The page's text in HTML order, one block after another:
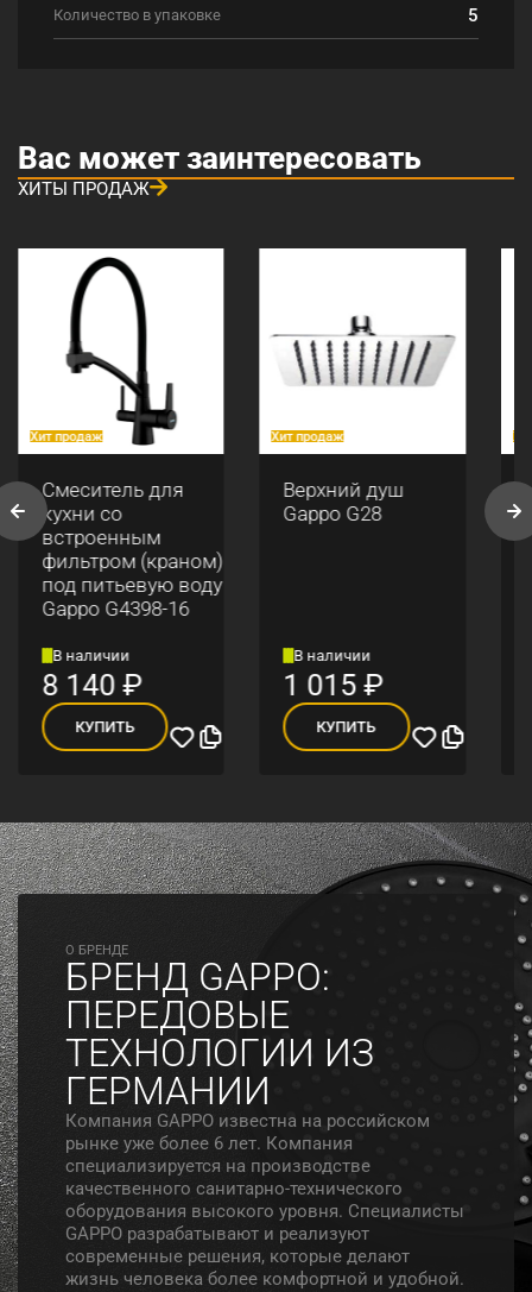
Количество в упаковке 5
Вас может заинтересовать
ХИТЫ ПРОДАЖ
Хит продаж
Смеситель для
кухни со
встроенным
фильтром (краном)
под питьевую воду
Gappo G4398-16
В наличии
8 140₽
КУПИТЬ
Хит продаж
Верхний душ
Gappo G28
В наличии
1 015₽
КУПИТЬ
O БРЕНДЕ
БРЕНД GAPPO:
ПЕРЕДОВЫЕ
ТЕХНОЛОГИИ ИЗ
ГЕРМАНИИ
Компания GAPPO известна на российском
рынке уже более 6 лет. Компания
специализируется на производстве
качественного санитарно-технического
оборудования высокого уровня. Специалисты
GAPPO разрабатывают и реализуют
современные решения, которые делают
жизнь человека более комфортной и удобной.